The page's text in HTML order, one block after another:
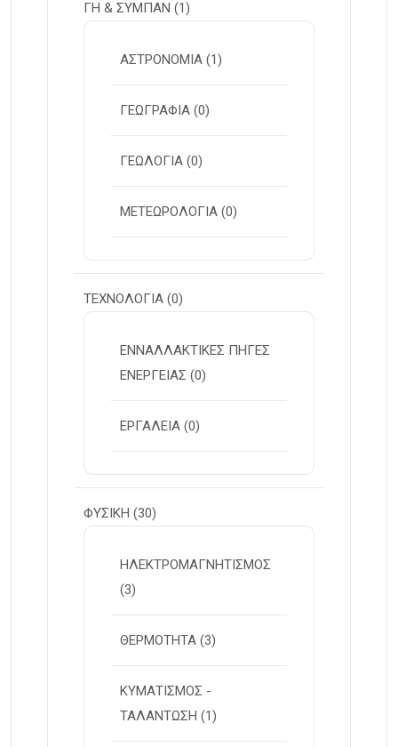
ΓΗ & ΣΥΜΠΑΝ (1)
ΑΣΤΡΟΝΟΜΙΑ (1)
ΓΕΩΓΡΑΦΙΑ (0)
ΓΕΩΛΟΓΙΑ (0)
ΜΕΤΕΩΡΟΛΟΓΙΑ (0)
ΤΕΧΝΟΛΟΓΙΑ (0)
ΕΝΝΑΛΛΑΚΤΙΚΕΣ ΠΗΓΕΣ
ΕΝΕΡΓΕΙΑΣ (0)
ΕΡΓΑΛΕΙΑ (0)
ΦΥΣΙΚΗ (30)
ΗΛΕΚΤΡΟΜΑΓΝΗΤΙΣΜΟΣ
(3)
ΘΕΡΜΟΤΗΤΑ (3)
ΚΥΜΑΤΙΣΜΟΣ -
ΤΑΛΑΝΤΩΣΗ (1)